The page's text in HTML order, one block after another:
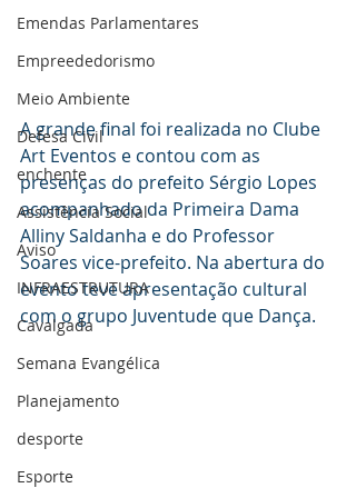
Emendas Parlamentares
Empreededorismo
Meio Ambiente
Defesa Civil
enchente
Assistência Social
Aviso
INFRAESTRUTURA
Cavalgada
Semana Evangélica
Planejamento
desporte
Esporte
A grande final foi realizada no Clube
Art Eventos e contou com as
presenças do prefeito Sérgio Lopes
acompanhado da Primeira Dama
Alliny Saldanha e do Professor
Soares vice-prefeito. Na abertura do
evento teve apresentação cultural
com o grupo Juventude que Dança.